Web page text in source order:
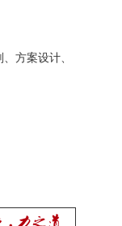
方案设计、